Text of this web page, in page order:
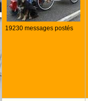
19230 messages postés